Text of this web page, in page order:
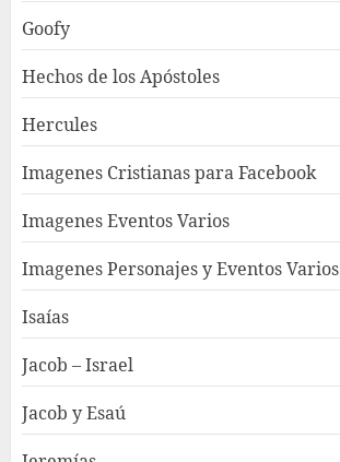
Goofy
Hechos de los Apóstoles
Hercules
Imagenes Cristianas para Facebook
Imagenes Eventos Varios
Imagenes Personajes y Eventos Varios
Isaías
Jacob – Israel
Jacob y Esaú